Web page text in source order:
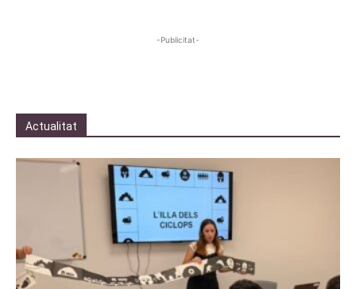
-Publicitat-
Actualitat